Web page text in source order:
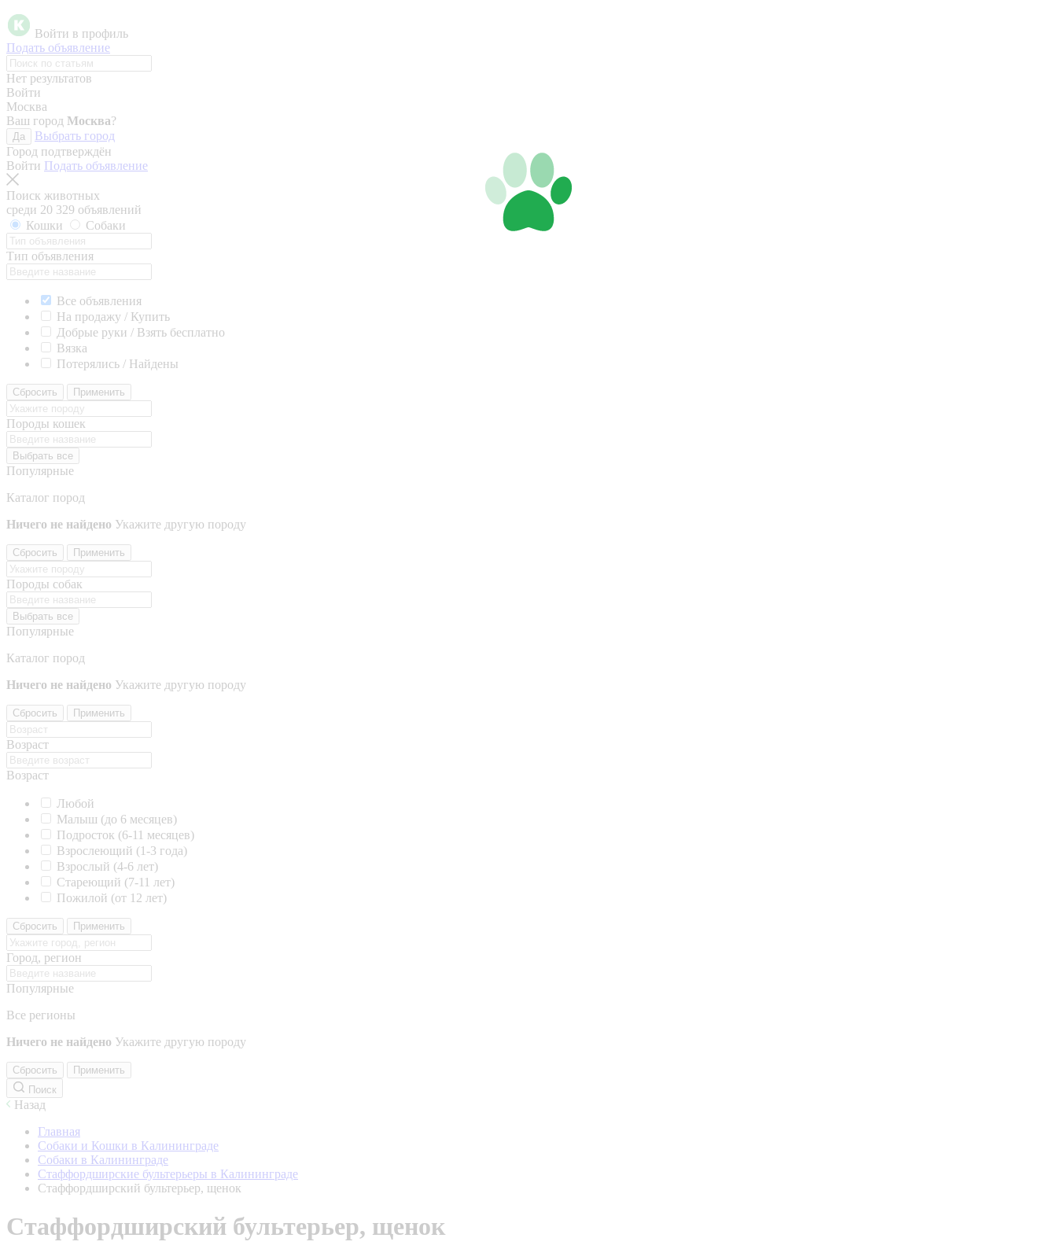
Войти в профиль
Подать объявление
Нет результатов
Войти
Москва
Ваш город Москва?
Да
Выбрать город
Город подтверждён
Войти Подать объявление
Поиск животных
среди 20 329 объявлений
Кошки
Собаки
Тип объявления
Все объявления
На продажу / Купить
Добрые руки / Взять бесплатно
Вязка
Потерялись / Найдены
Сбросить Применить
Породы кошек
Выбрать все
Популярные
Каталог пород
Ничего не найдено Укажите другую породу
Сбросить Применить
Породы собак
Выбрать все
Популярные
Каталог пород
Ничего не найдено Укажите другую породу
Сбросить Применить
Возраст
Возраст
Любой
Малыш (до 6 месяцев)
Подросток (6-11 месяцев)
Взрослеющий (1-3 года)
Взрослый (4-6 лет)
Стареющий (7-11 лет)
Пожилой (от 12 лет)
Сбросить Применить
Город, регион
Популярные
Все регионы
Ничего не найдено Укажите другую породу
Сбросить
Применить
Поиск
Назад
Главная
Собаки и Кошки в Калининграде
Собаки в Калининграде
Стаффордширские бультерьеры в Калининграде
Стаффордширский бультерьер, щенок
Стаффордширский бультерьер, щенок